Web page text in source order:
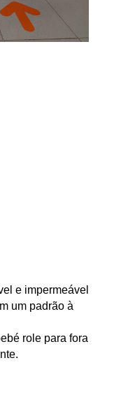
e impermeável
um padrão à
role para fora